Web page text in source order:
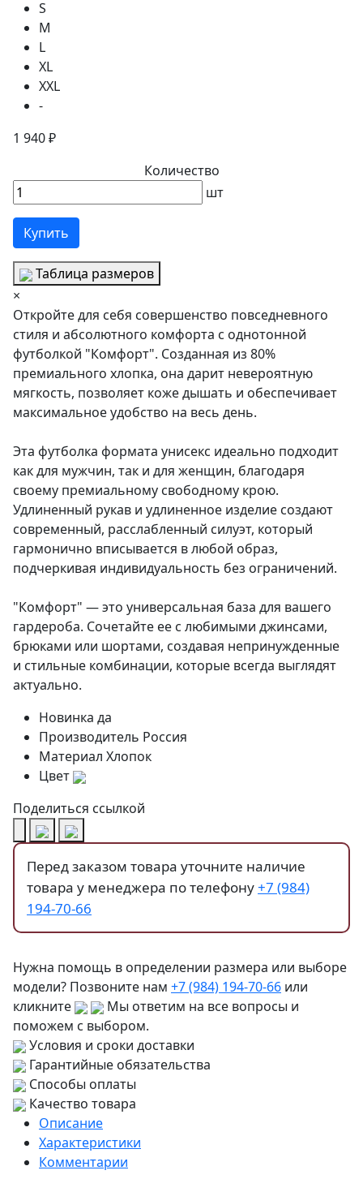
S
M
L
XL
XXL
-
1 940 ₽
Количество
шт
Купить
Таблица размеров
×
Откройте для себя совершенство повседневного
стиля и абсолютного комфорта с однотонной
футболкой "Комфорт". Созданная из 80%
премиального хлопка, она дарит невероятную
мягкость, позволяет коже дышать и обеспечивает
максимальное удобство на весь день.
Эта футболка формата унисекс идеально подходит
как для мужчин, так и для женщин, благодаря
своему премиальному свободному крою.
Удлиненный рукав и удлиненное изделие создают
современный, расслабленный силуэт, который
гармонично вписывается в любой образ,
подчеркивая индивидуальность без ограничений.
"Комфорт" — это универсальная база для вашего
гардероба. Сочетайте ее с любимыми джинсами,
брюками или шортами, создавая непринужденные
и стильные комбинации, которые всегда выглядят
актуально.
Новинка да
Производитель Россия
Материал Хлопок
Цвет
Поделиться ссылкой
Перед заказом товара уточните наличие
товара у менеджера по телефону+7 (984)
194-70-66
Нужна помощь в определении размера или выборе
модели? Позвоните нам +7 (984) 194-70-66 или
кликните
Мы ответим на все вопросы и
поможем с выбором.
Условия и сроки доставки
Гарантийные обязательства
Способы оплаты
Качество товара
Описание
Характеристики
Комментарии